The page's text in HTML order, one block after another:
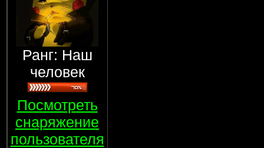
Ранг: Наш
человек
Посмотреть
снаряжение
пользователя